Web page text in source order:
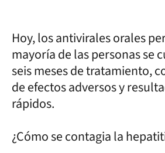
Hoy, los antivirales orales
mayoría de las personas se
seis meses de tratamiento,
de efectos adversos y
rápidos.
¿Cómo se contagia la